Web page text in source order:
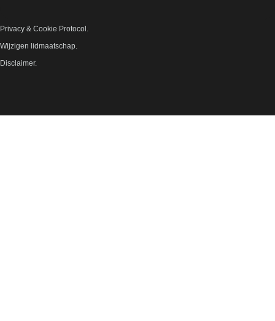
Privacy & Cookie Protocol.
Wijzigen lidmaatschap.
Disclaimer.